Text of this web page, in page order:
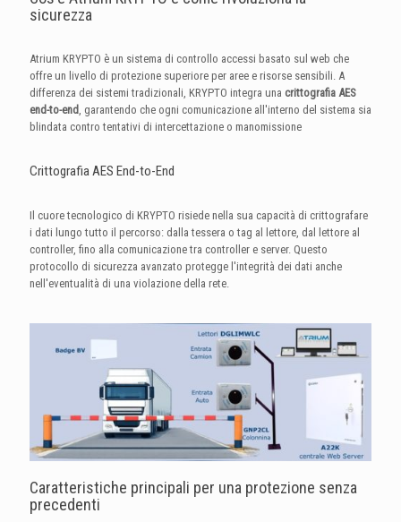
sicurezza
Atrium KRYPTO è un sistema di controllo accessi basato sul web che
offre un livello di protezione superiore per aree e risorse sensibili . A
differenza dei sistemi tradizionali, KRYPTO integra una crittografia AES
end-to-end , garantendo che ogni comunicazione all'interno del sistema sia
blindata contro tentativi di intercettazione o manomissione
Crittografia AES End-to-End
Il cuore tecnologico di KRYPTO risiede nella sua capacità di crittografare
i dati lungo tutto il percorso: dalla tessera o tag al lettore, dal lettore al
controller, fino alla comunicazione tra controller e server. Questo
protocollo di sicurezza avanzato protegge l'integrità dei dati anche
nell'eventualità di una violazione della rete.
Caratteristiche principali per una protezione senza
precedenti